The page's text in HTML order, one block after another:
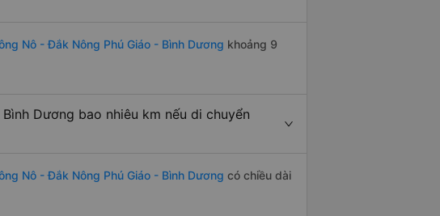
Nô - Đắk Nông Phú Giáo - Bình Dương khoảng 9
Dương bao nhiêu km nếu di chuyển
Nô - Đắk Nông Phú Giáo - Bình Dương có chiều dài